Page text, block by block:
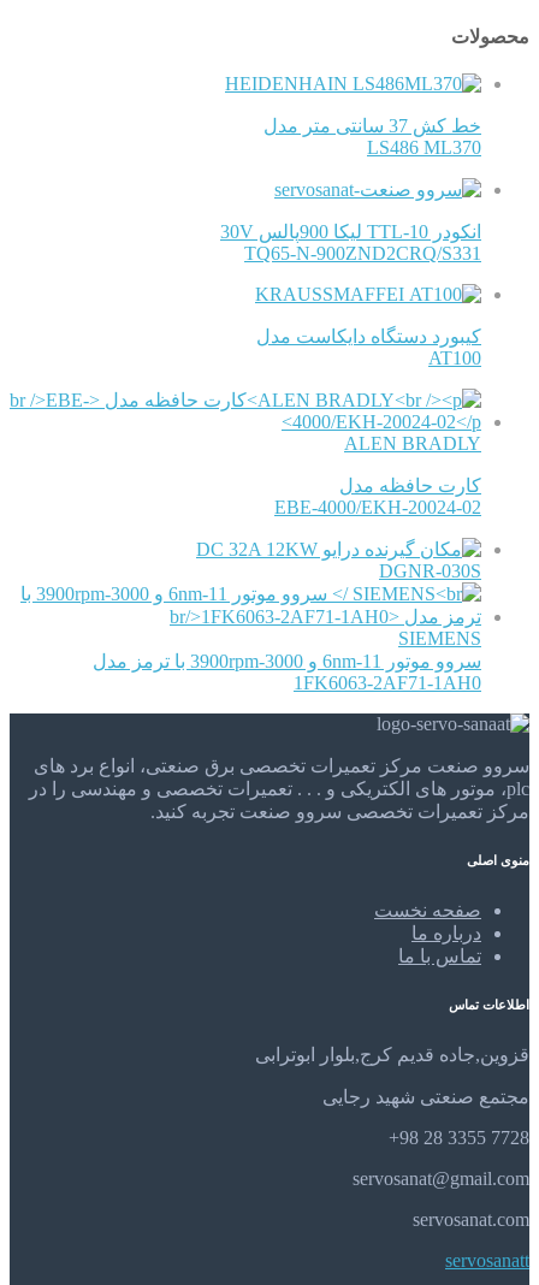
محصولات
HEIDENHAIN
خط کش 37 سانتی متر مدل
LS486 ML370
انکودر TTL-10 لیکا 900پالس 30V
TQ65-N-900ZND2CRQ/S331
KRAUSSMAFFEI
کیبورد دستگاه دایکاست مدل
AT100
ALEN BRADLY
کارت حافظه مدل
EBE-4000/EKH-20024-02
درایو DC 32A 12KW
DGNR-030S
SIEMENS
سروو موتور 11-6nm و 3000-3900rpm با ترمز مدل
1FK6063-2AF71-1AH0
سروو صنعت مرکز تعمیرات تخصصی برق صنعتی، انواع برد های
plc، موتور های الکتریکی و . . . تعمیرات تخصصی و مهندسی را در
مرکز تعمیرات تخصصی سروو صنعت تجربه کنید.
منوی اصلی
صفحه نخست
درباره ما
تماس با ما
اطلاعات تماس
قزوین,جاده قدیم کرج,بلوار ابوترابی
مجتمع صنعتی شهید رجایی
7728 3355 28 98+
servosanat@gmail.com
servosanat.com
servosanatt